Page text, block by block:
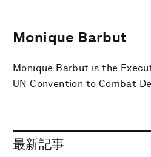
Monique Barbut
Monique Barbut is the
UN Convention to Combat
最新記事